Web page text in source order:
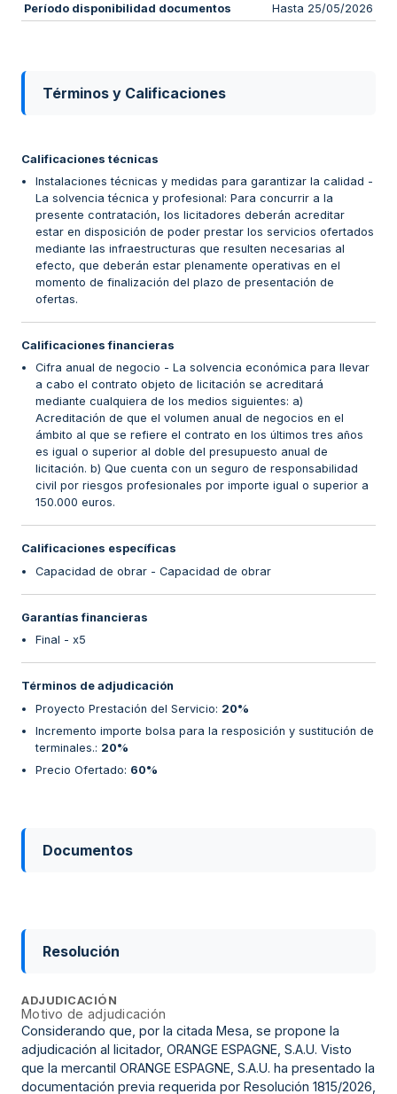
Período disponibilidad documentos Hasta 25/05/2026
Términos y Calificaciones
Calificaciones técnicas
Instalaciones técnicas y medidas para garantizar la calidad -
La solvencia técnica y profesional: Para concurrir a la
presente contratación, los licitadores deberán acreditar
estar en disposición de poder prestar los servicios ofertados
mediante las infraestructuras que resulten necesarias al
efecto, que deberán estar plenamente operativas en el
momento de finalización del plazo de presentación de
ofertas.
Calificaciones financieras
Cifra anual de negocio - La solvencia económica para llevar
a cabo el contrato objeto de licitación se acreditará
mediante cualquiera de los medios siguientes: a)
Acreditación de que el volumen anual de negocios en el
ámbito al que se refiere el contrato en los últimos tres años
es igual o superior al doble del presupuesto anual de
licitación. b) Que cuenta con un seguro de responsabilidad
civil por riesgos profesionales por importe igual o superior a
150.000 euros.
Calificaciones específicas
Capacidad de obrar - Capacidad de obrar
Garantías financieras
Final - x5
Términos de adjudicación
Proyecto Prestación del Servicio: 20%
Incremento importe bolsa para la resposición y sustitución de
terminales.: 20%
Precio Ofertado: 60%
Documentos
Resolución
ADJUDICACIÓN
Motivo de adjudicación
Considerando que, por la citada Mesa, se propone la
adjudicación al licitador, ORANGE ESPAGNE, S.A.U. Visto
que la mercantil ORANGE ESPAGNE, S.A.U. ha presentado la
documentación previa requerida por Resolución 1815/2026,